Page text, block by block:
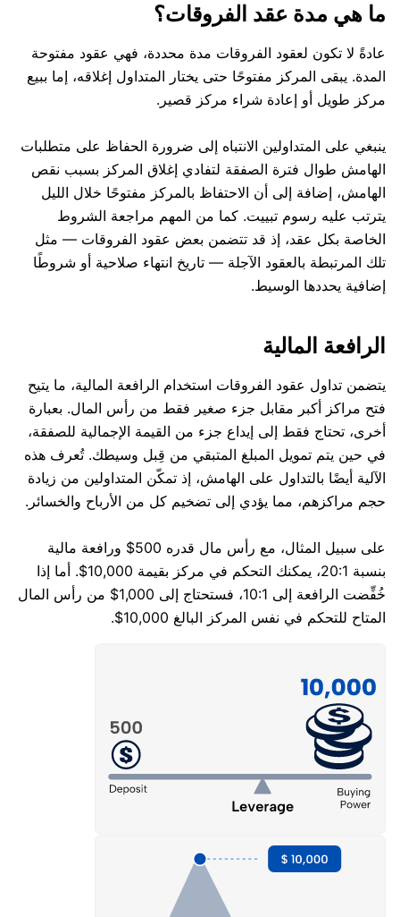
ما هي مدة عقد الفروقات؟
عادةً لا تكون لعقود الفروقات مدة محددة، فهي عقود مفتوحة
المدة. يبقى المركز مفتوحًا حتى يختار المتداول إغلاقه، إما ببيع
مركز طويل أو إعادة شراء مركز قصير.
ينبغي على المتداولين الانتباه إلى ضرورة الحفاظ على متطلبات
الهامش طوال فترة الصفقة لتفادي إغلاق المركز بسبب نقص
الهامش، إضافة إلى أن الاحتفاظ بالمركز مفتوحًا خلال الليل
يترتب عليه رسوم تبييت. كما من المهم مراجعة الشروط
الخاصة بكل عقد، إذ قد تتضمن بعض عقود الفروقات — مثل
تلك المرتبطة بالعقود الآجلة — تاريخ انتهاء صلاحية أو شروطًا
إضافية يحددها الوسيط.
الرافعة المالية
يتضمن تداول عقود الفروقات استخدام الرافعة المالية، ما يتيح
فتح مراكز أكبر مقابل جزء صغير فقط من رأس المال. بعبارة
أخرى، تحتاج فقط إلى إيداع جزء من القيمة الإجمالية للصفقة،
في حين يتم تمويل المبلغ المتبقي من قِبل وسيطك. تُعرف هذه
الآلية أيضًا بالتداول على الهامش، إذ تمكّن المتداولين من زيادة
حجم مراكزهم، مما يؤدي إلى تضخيم كل من الأرباح والخسائر.
على سبيل المثال، مع رأس مال قدره 500$ ورافعة مالية
بنسبة 20:1، يمكنك التحكم في مركز بقيمة 10,000$. أما إذا
خُفِّضت الرافعة إلى 10:1، فستحتاج إلى 1,000$ من رأس المال
المتاح للتحكم في نفس المركز البالغ 10,000$.